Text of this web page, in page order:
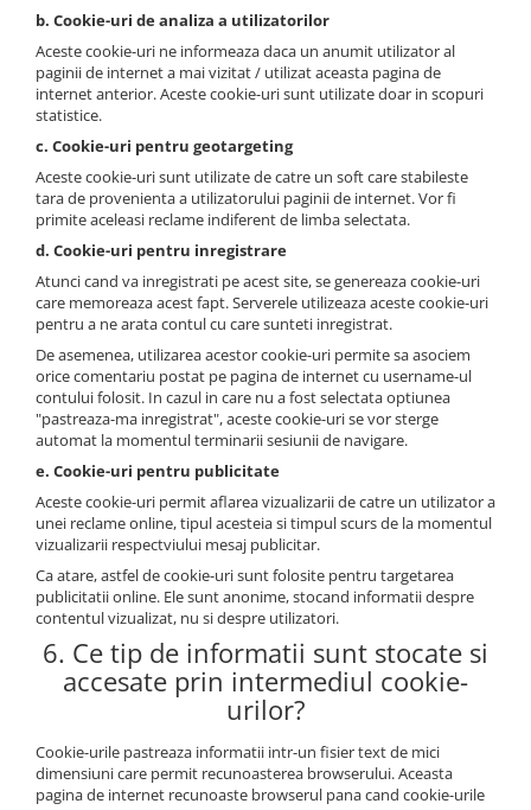
TERASA SI CURTE
Pentru copii
Leagane
Mobila gradina
Seturi mobilier gradina
Mese gradina
Scaune banci si sezlonguri
Umbrele si umbrare
Casute si depozitare
Casute de gradina
Dulapuri
Lazi de depozitare
APA IN GRADINA
Udarea gradinii
Furtunuri gradina
Conectori si racoduri
Aspersoare supraterane
Pistoale de stropit
Suporturi si carucioare furtun
Sere policarbonat
Accesorii sere
b. Cookie-uri de analiza a utilizatorilor
Aceste cookie-uri ne informeaza daca un anumit utilizator al
paginii de internet a mai vizitat / utilizat aceasta pagina de
internet anterior. Aceste cookie-uri sunt utilizate doar in scopuri
statistice.
c. Cookie-uri pentru geotargeting
Aceste cookie-uri sunt utilizate de catre un soft care stabileste
tara de provenienta a utilizatorului paginii de internet. Vor fi
primite aceleasi reclame indiferent de limba selectata.
d. Cookie-uri pentru inregistrare
Atunci cand va inregistrati pe acest site, se genereaza cookie-uri
care memoreaza acest fapt. Serverele utilizeaza aceste cookie-uri
pentru a ne arata contul cu care sunteti inregistrat.
De asemenea, utilizarea acestor cookie-uri permite sa asociem
orice comentariu postat pe pagina de internet cu username-ul
contului folosit. In cazul in care nu a fost selectata optiunea
"pastreaza-ma inregistrat", aceste cookie-uri se vor sterge
automat la momentul terminarii sesiunii de navigare.
e. Cookie-uri pentru publicitate
Aceste cookie-uri permit aflarea vizualizarii de catre un utilizator a
unei reclame online, tipul acesteia si timpul scurs de la momentul
vizualizarii respectviului mesaj publicitar.
Ca atare, astfel de cookie-uri sunt folosite pentru targetarea
publicitatii online. Ele sunt anonime, stocand informatii despre
contentul vizualizat, nu si despre utilizatori.
6. Ce tip de informatii sunt stocate si
accesate prin intermediul cookie-
urilor?
Cookie-urile pastreaza informatii intr-un fisier text de mici
dimensiuni care permit recunoasterea browserului. Aceasta
pagina de internet recunoaste browserul pana cand cookie-urile